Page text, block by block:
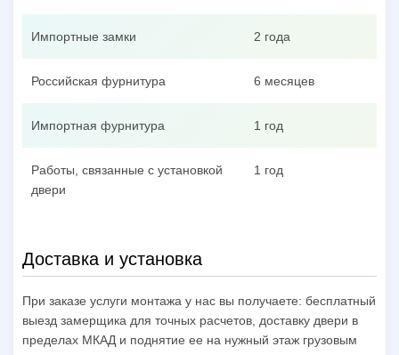
Импортные замки 2 года
Российская фурнитура 6 месяцев
Импортная фурнитура 1 год
Работы, связанные с установкой
двери
1 год
Доставка и установка
При заказе услуги монтажа у нас вы получаете: бесплатный
выезд замерщика для точных расчетов, доставку двери в
пределах МКАД и поднятие ее на нужный этаж грузовым